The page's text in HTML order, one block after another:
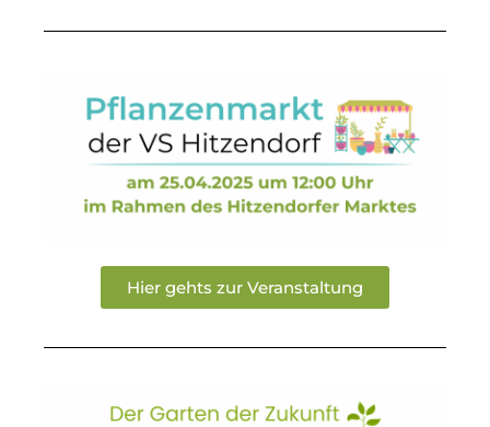
Hier gehts zur Veranstaltung